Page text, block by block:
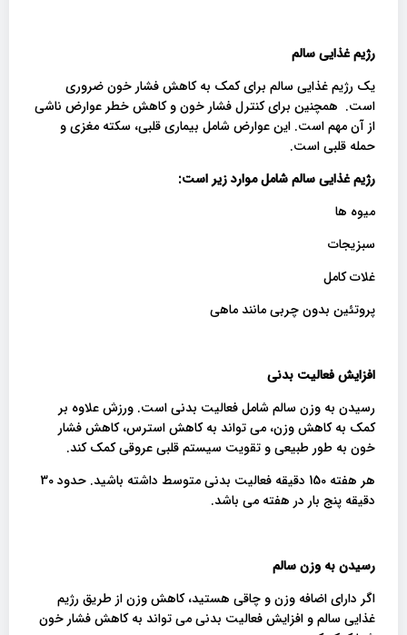
رژیم غذایی سالم
یک رژیم غذایی سالم برای کمک به کاهش فشار خون ضروری
است. همچنین برای کنترل فشار خون و کاهش خطر عوارض ناشی
از آن مهم است. این عوارض شامل بیماری قلبی، سکته مغزی و
حمله قلبی است.
رژیم غذایی سالم شامل موارد زیر است:
میوه ها
سبزیجات
غلات کامل
پروتئین بدون چربی مانند ماهی
افزایش فعالیت بدنی
رسیدن به وزن سالم شامل فعالیت بدنی است. ورزش علاوه بر
کمک به کاهش وزن، می تواند به کاهش استرس، کاهش فشار
خون به طور طبیعی و تقویت سیستم قلبی عروقی کمک کند.
هر هفته 150 دقیقه فعالیت بدنی متوسط ​​داشته باشید. حدود 30
دقیقه پنج بار در هفته می باشد.
رسیدن به وزن سالم
اگر دارای اضافه وزن و چاقی هستید، کاهش وزن از طریق رژیم
غذایی سالم و افزایش فعالیت بدنی می تواند به کاهش فشار خون